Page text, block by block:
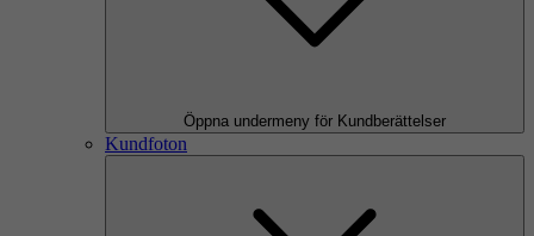
Öppna undermeny för Kundberättelser
Kundfoton